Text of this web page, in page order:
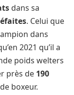
dans sa
. Celui que
dans
2021 qu’il a
poids welters
près de 190
boxeur.